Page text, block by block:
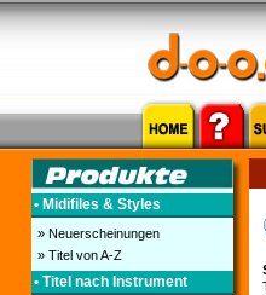
• Midifiles & Styles
» Neuerscheinungen
» Titel von A-Z
• Titel nach Instrument